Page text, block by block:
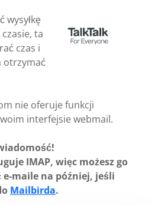
wysyłkę
ta
czas i
otrzymać
nie oferuje funkcji
interfejsie webmail.
IMAP, więc możesz go
maile na później, jeśli
Mailbirda.